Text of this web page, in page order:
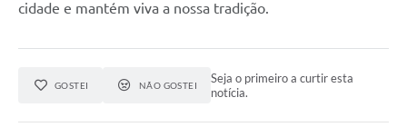
cidade e mantém viva a nossa tradição.
GOSTEI NÃO GOSTEI
Seja o primeiro a curtir esta
notícia.